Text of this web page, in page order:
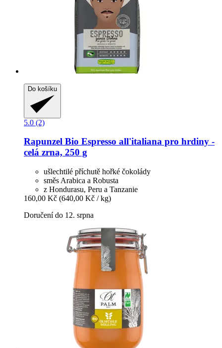
Do košíku
5.0 (2)
Rapunzel Bio Espresso all'italiana pro hrdiny -​
celá zrna, 250 g
ušlechtilé příchutě hořké čokolády
směs Arabica a Robusta
z Hondurasu, Peru a Tanzanie
160,00 Kč (640,00 Kč / kg)
Doručení do 12. srpna